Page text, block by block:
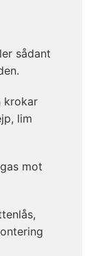
sådant
krokar
lim
mot